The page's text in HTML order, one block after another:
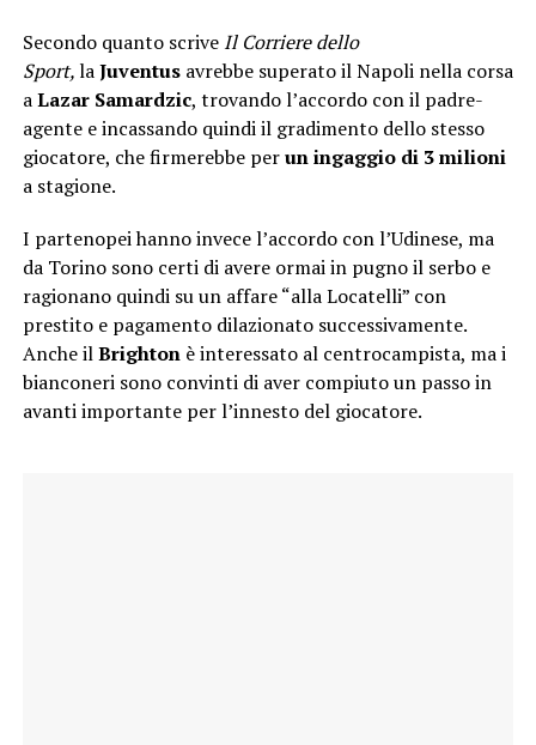
Secondo quanto scrive Il Corriere dello
Sport,laJuventusavrebbe superato il Napoli nella corsa
aLazar Samardzic, trovando l’accordo con il padre-
agente e incassando quindi il gradimento dello stesso
giocatore, che firmerebbe perun ingaggio di 3 milioni
a stagione.
I partenopei hanno invece l’accordo con l’Udinese, ma
da Torino sono certi di avere ormai in pugno il serbo e
ragionano quindi su un affare “alla Locatelli” con
prestito e pagamento dilazionato successivamente.
Anche ilBrightonè interessato al centrocampista, ma i
bianconeri sono convinti di aver compiuto un passo in
avanti importante per l’innesto del giocatore.